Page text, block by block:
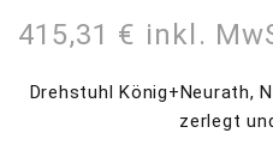
415,31 € inkl.
Drehstuhl König+Neurath,
zerlegt